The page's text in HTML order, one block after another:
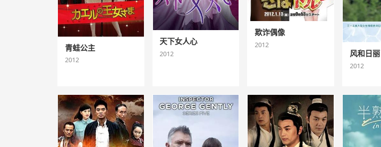
青蛙公主
2012
天下女人心
2012
欺诈偶像
2012
风和日丽
2012